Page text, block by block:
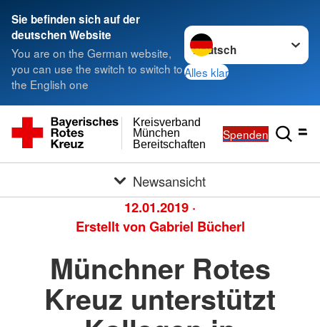
Sie befinden sich auf der
deutschen Website
You are on the German website,
you can use the switch to switch to
the English one
Sprache wechseln zu
Alles klar
Bereitschaften
München
Kreisverband
Spenden
Newsansicht
12.01.2019 ·
Erstellt von Gabriel Bücherl
Münchner Rotes
Kreuz unterstützt